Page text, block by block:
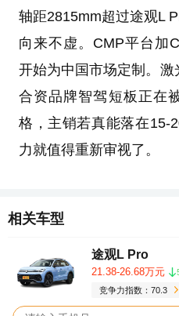
轴距2815mm超过途观L
向来不虚。CMP平台加
开始为中国市场定制。激
合资品牌智驾短板正在
格，主销若真能落在15-
力就值得重新审视了。
相关车型
途观L Pro
21.38-26.68万元
竞争力指数：70.3